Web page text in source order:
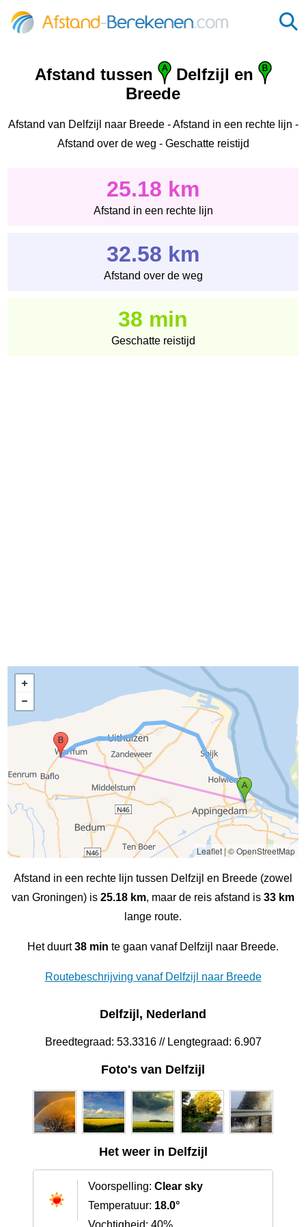
Afstand tussen
Delfzijl en
Breede
Afstand van Delfzijl naar Breede - Afstand in een rechte lijn -
Afstand over de weg - Geschatte reistijd
25.18 km
Afstand in een rechte lijn
32.58 km
Afstand over de weg
38 min
Geschatte reistijd
Leaflet|© OpenStreetMap
Afstand in een rechte lijn tussen Delfzijl en Breede (zowel
van Groningen) is 25.18 km, maar de reis afstand is 33 km
lange route.
Het duurt38 min te gaan vanaf Delfzijl naar Breede.
Routebeschrijving vanaf Delfzijl naar Breede
Delfzijl, Nederland
Breedtegraad: 53.3316 // Lengtegraad: 6.907
Foto's van Delfzijl
Het weer in Delfzijl
Voorspelling: Clear sky
Temperatuur: 18.0°